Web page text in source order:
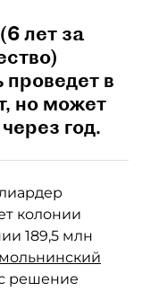
лет за
в
но может
год.
колонии
189,5 млн
решение